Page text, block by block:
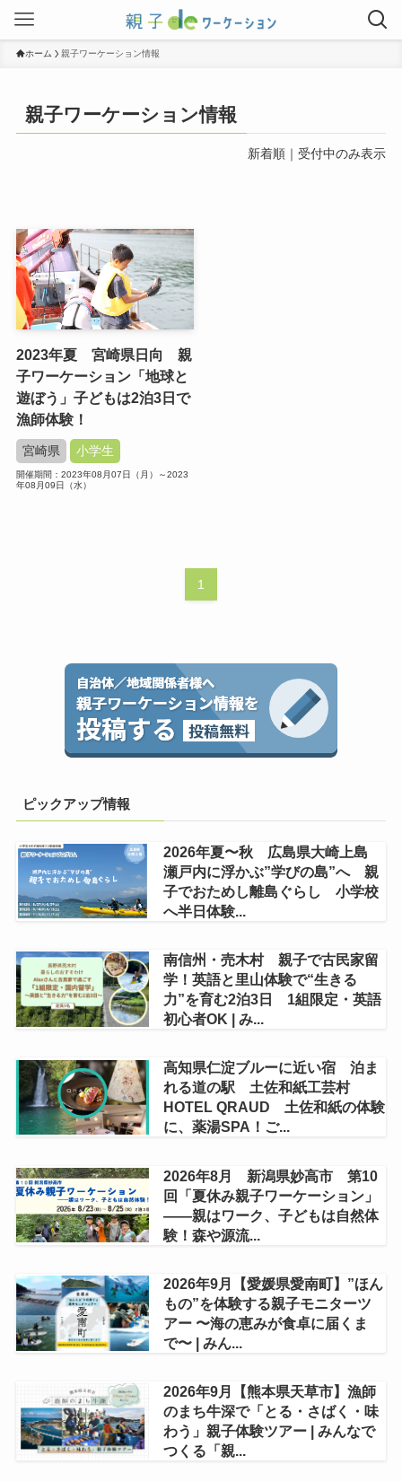
ホーム 親子ワーケーション情報
親子ワーケーション情報
新着順 ｜受付中のみ表示
2023年夏 宮崎県日向 親
子ワーケーション「地球と
遊ぼう」子どもは2泊3日で
漁師体験！
宮崎県 小学生
開催期間：2023年08月07日（月）～2023
年08月09日（水）
1
ピックアップ情報
2026年夏〜秋 広島県大崎上島
瀬戸内に浮かぶ”学びの島”へ 親
子でおためし離島ぐらし 小学校
へ半日体験...
南信州・売木村 親子で古民家留
学！英語と里山体験で“生きる
力”を育む2泊3日 1組限定・英語
初心者OK | み...
高知県仁淀ブルーに近い宿 泊ま
れる道の駅 土佐和紙工芸村
HOTEL QRAUD 土佐和紙の体験
に、薬湯SPA！ご...
2026年8月 新潟県妙高市 第10
回「夏休み親子ワーケーション」
——親はワーク、子どもは自然体
験！森や源流...
2026年9月【愛媛県愛南町】”ほん
もの”を体験する親子モニターツ
アー 〜海の恵みが食卓に届くま
で〜 | みん...
2026年9月【熊本県天草市】漁師
のまち牛深で「とる・さばく・味
わう」親子体験ツアー | みんなで
つくる「親...